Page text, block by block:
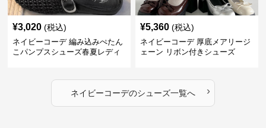
¥3,020 (税込)
ネイビーコーデ 編み込みぺたん
こパンプスシューズ春夏レディ
¥5,360 (税込)
ネイビーコーデ 厚底メアリージ
ェーン リボン付きシューズ
ネイビーコーデのシューズ一覧へ ›